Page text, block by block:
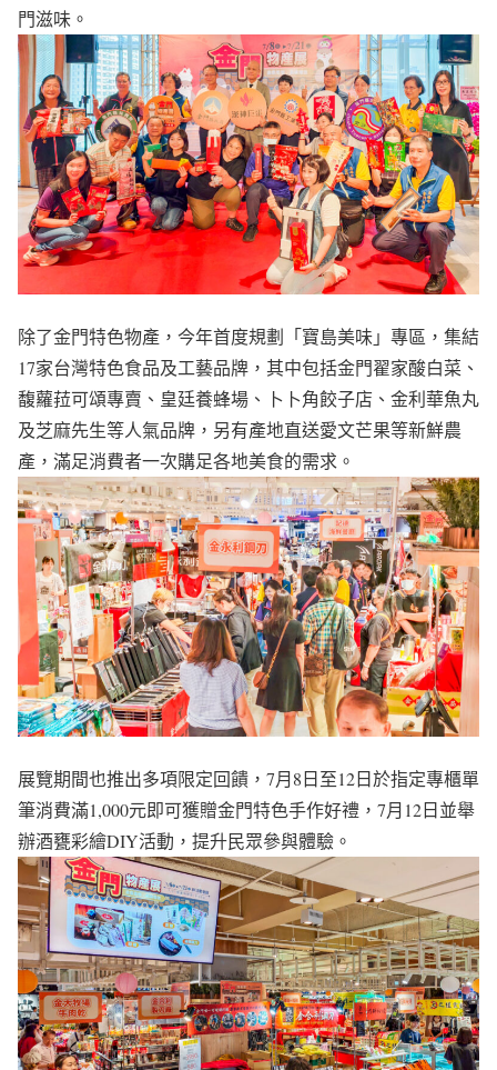
門滋味。
除了金門特色物產，今年首度規劃「寶島美味」專區，集結
17家台灣特色食品及工藝品牌，其中包括金門翟家酸白菜、
馥蘿菈可頌專賣、皇廷養蜂場、卜卜角餃子店、金利華魚丸
及芝麻先生等人氣品牌，另有產地直送愛文芒果等新鮮農
產，滿足消費者一次購足各地美食的需求。
展覽期間也推出多項限定回饋，7月8日至12日於指定專櫃單
筆消費滿1,000元即可獲贈金門特色手作好禮，7月12日並舉
辦酒甕彩繪DIY活動，提升民眾參與體驗。